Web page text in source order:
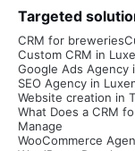
Targeted
CRM for breweries
Custom CRM in
Google Ads Agency
SEO Agency in
Website creation in
What Does a CRM
Manage
WooCommerce